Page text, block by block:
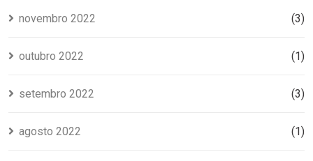
novembro 2022 (3)
outubro 2022 (1)
setembro 2022 (3)
agosto 2022 (1)